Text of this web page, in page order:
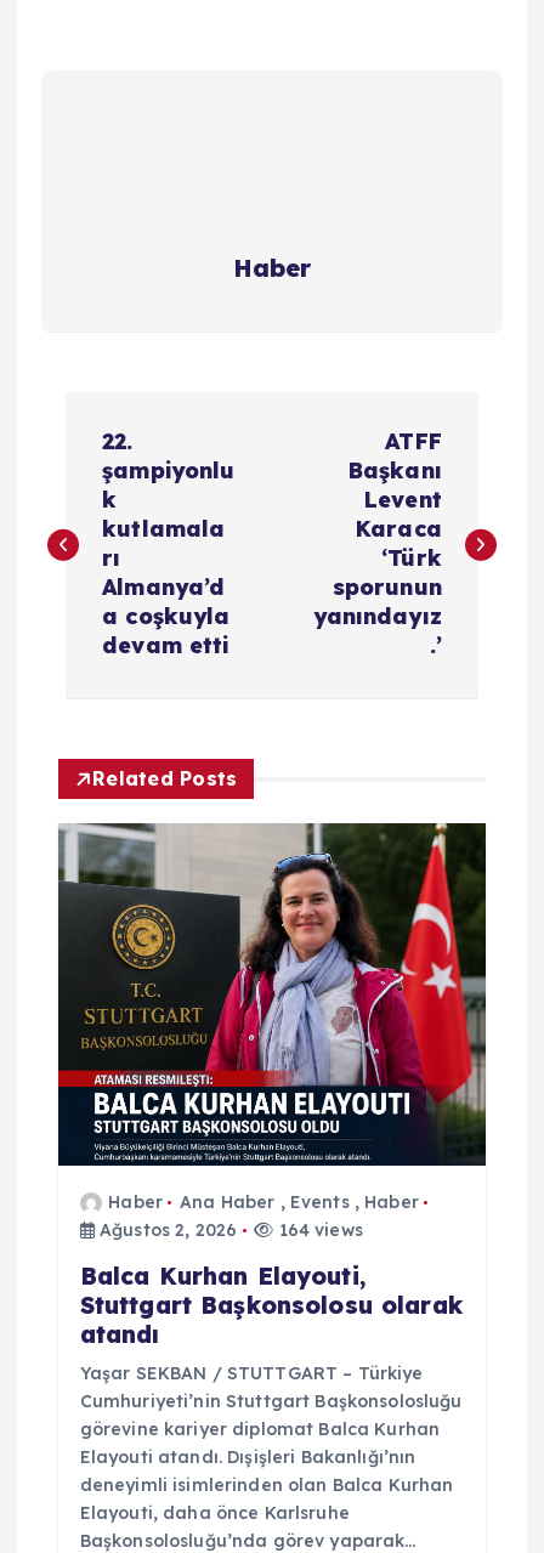
Haber
z
z
n
s
22.
şampiyonlu
k
kutlamala
rı
Almanya’d
a coşkuyla
devam etti
ATFF
Başkanı
Levent
Karaca
‘Türk
sporunun
yanındayız
.’
Related Posts
Haber Ana Haber , Events, Haber
Ağustos 2, 2026
164 views
Balca Kurhan Elayouti,
Stuttgart Başkonsolosu olarak
atandı
Yaşar SEKBAN / STUTTGART – Türkiye
Cumhuriyeti’nin Stuttgart Başkonsolosluğu
görevine kariyer diplomat Balca Kurhan
Elayouti atandı. Dışişleri Bakanlığı’nın
deneyimli isimlerinden olan Balca Kurhan
Elayouti, daha önce Karlsruhe
Başkonsolosluğu’nda görev yaparak…